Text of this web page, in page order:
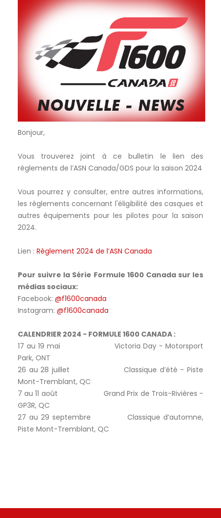
Bonjour,
Vous trouverez joint à ce bulletin le lien des
règlements de l’ASN Canada/GDS pour la saison 2024
Vous pourrez y consulter, entre autres informations,
les règlements concernant l'éligibilité des casques et
autres équipements pour les pilotes pour la saison
2024.
Lien : Règlement 2024 de l’ASN Canada
Pour suivre la Série Formule 1600 Canada sur les
médias sociaux:
Facebook: @f1600canada
Instagram: @f1600canada
CALENDRIER 2024 - FORMULE 1600 CANADA :
17 au 19 mai Victoria Day - Motorsport
Park, ONT
26 au 28 juillet Classique d’été - Piste
Mont-Tremblant, QC
7 au 11 août Grand Prix de Trois-Rivières -
GP3R, QC
27 au 29 septembre Classique d’automne,
Piste Mont-Tremblant, QC